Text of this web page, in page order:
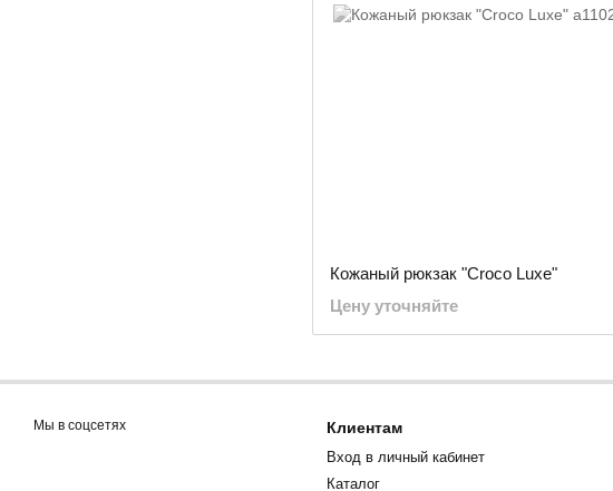
Кожаный рюкзак "Croco Luxe"
Цену уточняйте
Мы в соцсетях Клиентам
Вход в личный кабинет
Каталог